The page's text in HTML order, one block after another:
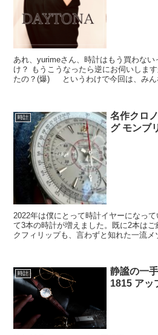
あれ、yurimeさん、時計はもう買わない
け？ もうこうなったら逆にお伺いしま
たの？(爆) というわけで今回は、みん
時計
名作クロ
グ モンブ
2022年は僕にとって時計イヤーになっ
て3本の時計が増えました。既に2本は
クフィリップも、言わずと知れた一流メ
時計
静謐の一
1815 アッ